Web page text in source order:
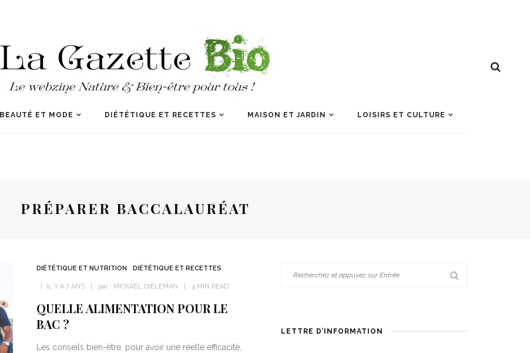
BEAUTÉ ET MODE DIÉTÉTIQUE ET RECETTES MAISON ET JARDIN LOISIRS ET CULTURE
PRÉPARER BACCALAURÉAT
DIÉTÉTIQUE ET NUTRITION DIÉTÉTIQUE ET RECETTES
IL Y A 7 ANS par : MICKAËL DIELEMAN 4 MIN READ
QUELLE ALIMENTATION POUR LE
BAC ?
Les conseils bien-être, pour avoir une réelle efficacité,
LETTRE D’INFORMATION